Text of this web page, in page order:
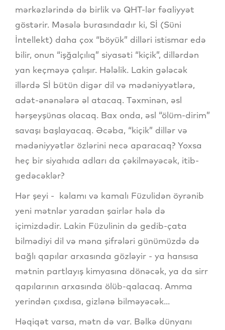
mərkəzlərində də birlik və QHT-lər fəaliyyət
göstərir. Məsələ burasındadır ki, Sİ (Süni
İntellekt) daha çox “böyük” dilləri istismar edə
bilir, onun “işğalçılıq” siyasəti “kiçik”, dillərdən
yan keçməyə çalışır. Hələlik. Lakin gələcək
illərdə Sİ bütün digər dil və mədəniyyətlərə,
adət-ənənələrə əl atacaq. Təxminən, əsl
hərşeyşünas olacaq. Bax onda, əsl “ölüm-dirim”
savaşı başlayacaq. Əcəba, “kiçik” dillər və
mədəniyyətlər özlərini necə aparacaq? Yoxsa
heç bir siyahıda adları da çəkilməyəcək, itib-
gedəcəklər?
Hər şeyi - kəlamı və kamalı Füzulidən öyrənib
yeni mətnlər yaradan şairlər hələ də
içimizdədir. Lakin Füzulinin də gedib-çata
bilmədiyi dil və məna şifrələri günümüzdə də
bağlı qapılar arxasında gözləyir - ya hansısa
mətnin partlayış kimyasına dönəcək, ya da sirr
qapılarının arxasında ölüb-qalacaq. Amma
yerindən çıxdısa, gizlənə bilməyəcək...
Həqiqət varsa, mətn də var. Bəlkə dünyanı